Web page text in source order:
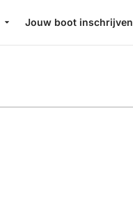
Jouw boot inschrijven